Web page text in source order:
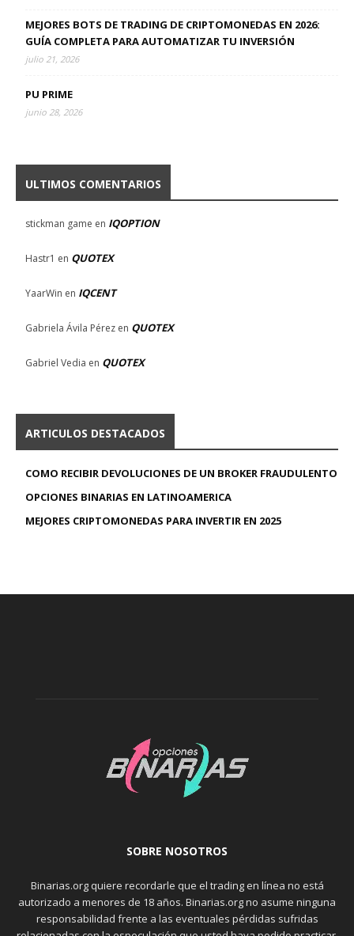
MEJORES BOTS DE TRADING DE CRIPTOMONEDAS EN 2026:
GUÍA COMPLETA PARA AUTOMATIZAR TU INVERSIÓN
julio 21, 2026
PU PRIME
junio 28, 2026
ULTIMOS COMENTARIOS
stickman game en IQOPTION
Hastr1 en QUOTEX
YaarWin en IQCENT
Gabriela Ávila Pérez en QUOTEX
Gabriel Vedia en QUOTEX
ARTICULOS DESTACADOS
COMO RECIBIR DEVOLUCIONES DE UN BROKER FRAUDULENTO
OPCIONES BINARIAS EN LATINOAMERICA
MEJORES CRIPTOMONEDAS PARA INVERTIR EN 2025
SOBRE NOSOTROS
Binarias.org quiere recordarle que el trading en línea no está
autorizado a menores de 18 años. Binarias.org no asume ninguna
responsabilidad frente a las eventuales pérdidas sufridas